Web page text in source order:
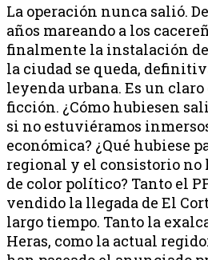
La operación nunca salió.
años mareando a los
finalmente la instalación
la ciudad se queda,
leyenda urbana. Es un
ficción. ¿Cómo hubiesen
si no estuviéramos
económica? ¿Qué hubiese
regional y el consistorio no
de color político? Tanto el
vendido la llegada de El
largo tiempo. Tanto la
Heras, como la actual